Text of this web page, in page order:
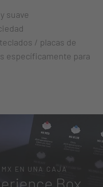
suave
/ placas de
específicamente para
EN UNA CAJA
Box